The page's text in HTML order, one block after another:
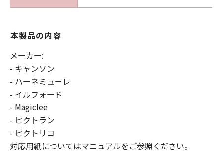
本製品の内容
メーカー:
- キャンソン
- ハーネミューレ
- イルフォード
- Magiclee
- ピクトラン
- ピクトリコ
対応用紙についてはマニュアルをご参照ください。